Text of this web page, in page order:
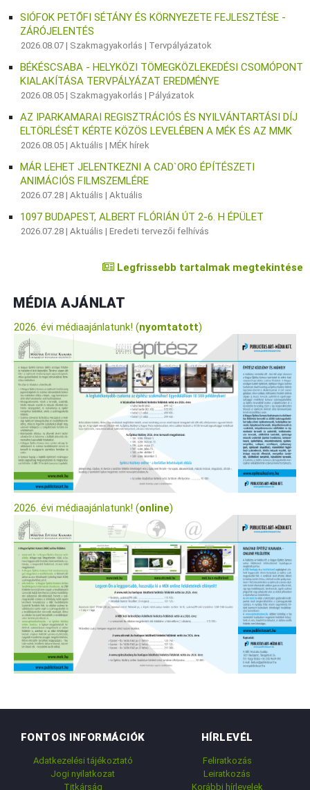
SIÓFOK PETŐFI SÉTÁNY ÉS KÖRNYEZETE FEJLESZTÉSE -
ZÁRÓJELENTÉS
2026.08.07 | Szakmagyakorlás | Tervpályázatok
BÉKÉSCSABA - HELYKÖZI TÖMEGKÖZLEKEDÉSI CSOMÓPONT
KIALAKÍTÁSA TERVPÁLYÁZAT EREDMÉNYE
2026.08.05 | Szakmagyakorlás |Pályázatok
AZ IPARKAMARAI REGISZTRÁCIÓS ÉS NYILVÁNTARTÁSI DÍJ
ELTÖRLÉSÉT KÉRTE KÖZÖS LEVELÉBEN A MÉK ÉS AZ MMK
2026.08.05 |Aktuális |MÉK hírek
MÁR LEHET JELENTKEZNI A CAD`ORO ÉPÍTÉSZETI
ANIMÁCIÓS FILMSZEMLÉRE
2026.07.28 |Aktuális |Aktuális
1097 BUDAPEST, ALBERT FLÓRIÁN ÚT 2-6. H ÉPÜLET
2026.07.28 |Aktuális |Eredeti tervezői felhívás
Legfrissebb tartalmak megtekintése
MÉDIA AJÁNLAT
2026. évi médiaajánlatunk! (nyomtatott)
2026. évi médiaajánlatunk! (online)
FONTOS INFORMÁCIÓK
Adatkezelési tájékoztató
Jogi nyilatkozat
Titkárság
HÍRLEVÉL
Feliratkozás
Leiratkozás
Korábbi hírlevelek